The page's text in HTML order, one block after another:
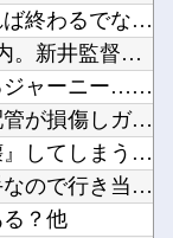
夫さん、妻に「天井のシミ数えてれば終わるでな」と押し倒されて...
カープ、最下位転落も3位が射程圏内。新井監督「特別な日の試合...
【ウマ娘】昔の水着がそのまま入るジャーニー…まるで成長してい...
【イオンモール熊本】福岡酸素「配管が損傷しガス漏れ、着火した...
【悲報】日本の歴史、ついに『崩壊』してしまう・・・・・他
【ラブライブ！】予定立てるの苦手なので行き当たりばったりの旅...
？他